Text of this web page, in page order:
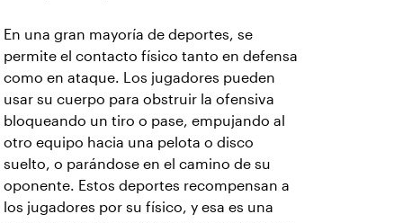
En una gran mayoría de deportes, se
permite el contacto físico tanto en defensa
como en ataque. Los jugadores pueden
usar su cuerpo para obstruir la ofensiva
bloqueando un tiro o pase, empujando al
otro equipo hacia una pelota o disco
suelto, o parándose en el camino de su
oponente. Estos deportes recompensan a
los jugadores por su físico, y esa es una